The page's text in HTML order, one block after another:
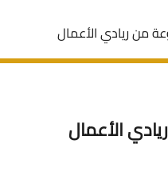
من ريادي الأعمال
الأعمال